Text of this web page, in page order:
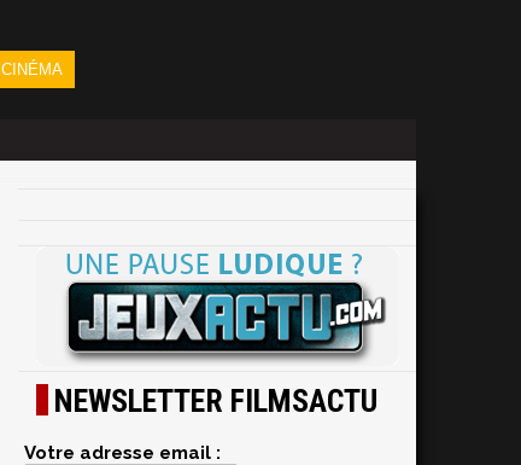
CINÉMA
NEWSLETTER FILMSACTU
Votre adresse email :